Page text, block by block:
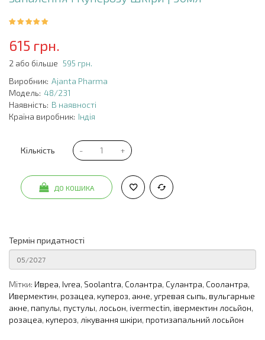
615 грн.
2 або більше 595 грн.
Виробник: Ajanta Pharma
Модель: 48/231
Наявність: В наявності
Країна виробник: Індія
Кількість
ДО КОШИКА
Термін придатності
Мітки: Ивреа, Ivrea, Soolantra, Солантра, Сулантра, Соолантра,
Ивермектин, розацеа, купероз, акне, угревая сыпь, вульгарные
акне, папулы, пустулы, лосьон, ivermectin, івермектин лосьйон,
розацеа, купероз, лікування шкіри, протизапальний лосьйон